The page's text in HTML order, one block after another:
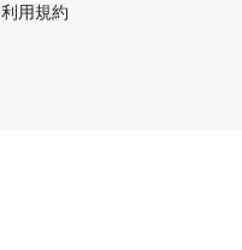
利用規約